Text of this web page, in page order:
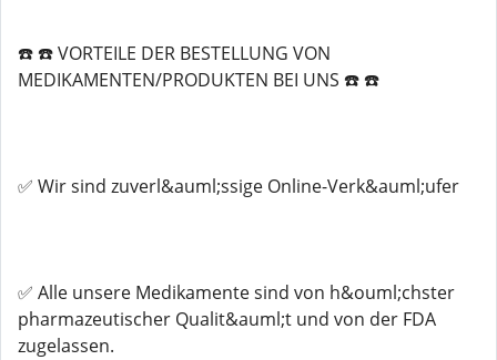
☎️ ☎️ VORTEILE DER BESTELLUNG VON
MEDIKAMENTEN/PRODUKTEN BEI UNS ☎️ ☎️
✅ Wir sind zuverl&auml;ssige Online-Verk&auml;ufer
✅ Alle unsere Medikamente sind von h&ouml;chster
pharmazeutischer Qualit&auml;t und von der FDA
zugelassen.